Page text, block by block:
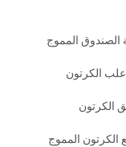
الصندوق المموج
الكرتون
الكرتون
الكرتون المموج